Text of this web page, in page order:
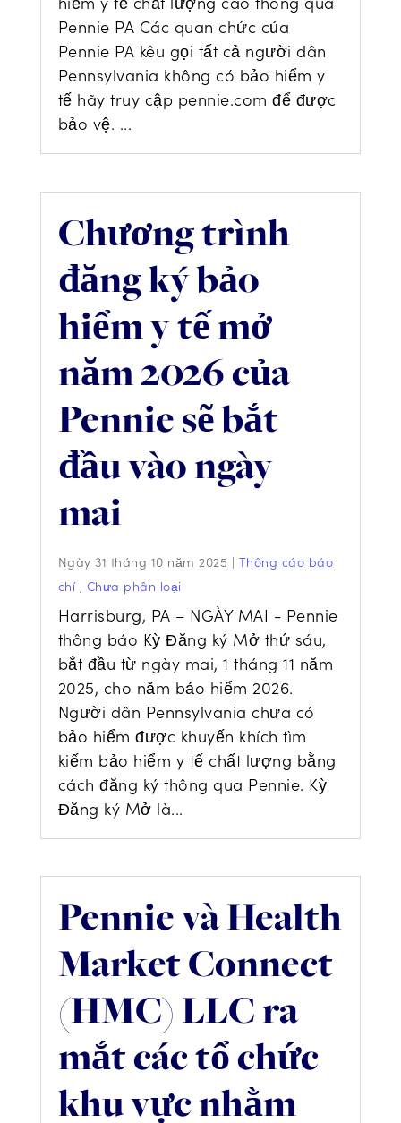
Pennie PA Các quan chức của
Pennie PA kêu gọi tất cả người dân
Pennsylvania không có bảo hiểm y
tế hãy truy cập pennie.com để được
bảo vệ. ...
Chương trình
đăng ký bảo
hiểm y tế mở
năm 2026 của
Pennie sẽ bắt
đầu vào ngày
mai
Ngày 31 tháng 10 năm 2025 | Thông cáo báo
chí, Chưa phân loại
Harrisburg, PA – NGÀY MAI - Pennie
thông báo Kỳ Đăng ký Mở thứ sáu,
bắt đầu từ ngày mai, 1 tháng 11 năm
2025, cho năm bảo hiểm 2026.
Người dân Pennsylvania chưa có
bảo hiểm được khuyến khích tìm
kiếm bảo hiểm y tế chất lượng bằng
cách đăng ký thông qua Pennie. Kỳ
Đăng ký Mở là...
Pennie và Health
Market Connect
(HMC) LLC ra
mắt các tổ chức
khu vực nhằm